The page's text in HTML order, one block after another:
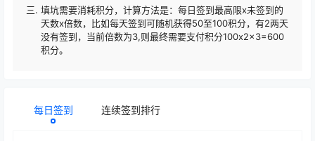
填坑需要消耗积分，计算方法是：每日签到最高限x未签到的
天数x倍数，比如每天签到可随机获得50至100积分，有2两天
没有签到，当前倍数为3,则最终需要支付积分100x2x3=600
积分。
每日签到 连续签到排行